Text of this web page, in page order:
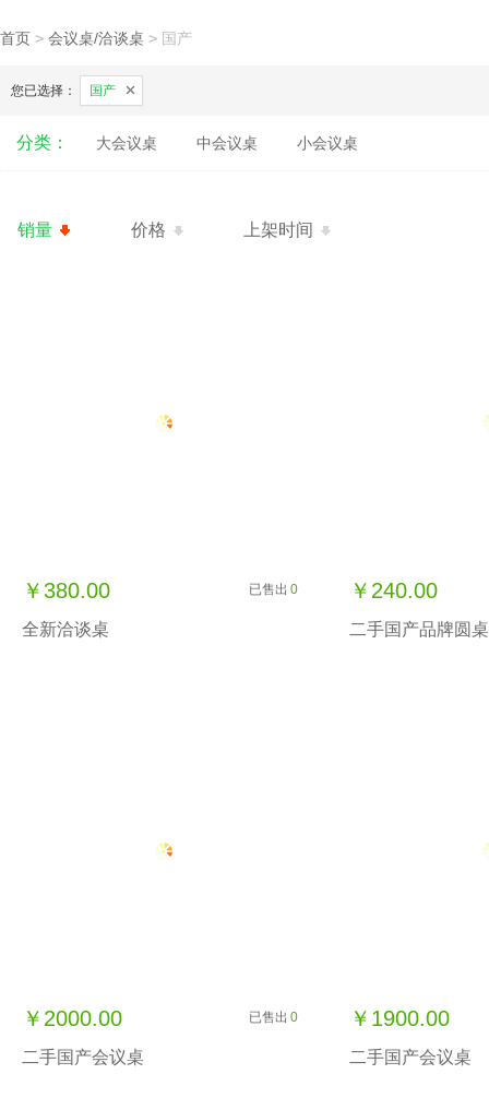
首页 > 会议桌/洽谈桌 > 国产
您已选择： 国产
分类： 大会议桌 中会议桌 小会议桌
销量 价格 上架时间
￥380.00 已售出 0
全新洽谈桌
￥240.00
二手国产品牌圆桌
￥2000.00 已售出 0
二手国产会议桌
￥1900.00
二手国产会议桌